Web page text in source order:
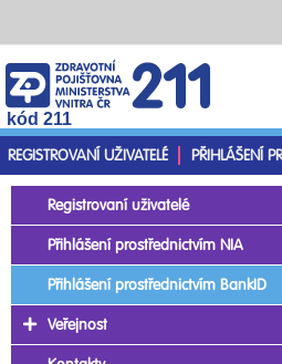
kód 211
REGISTROVANÍ UŽIVATELÉ
PŘIHLÁŠENÍ
Registrovaní uživatelé
Přihlášení prostřednictvím NIA
Přihlášení prostřednictvím BankID
Veřejnost